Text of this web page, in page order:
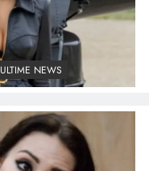
ULTIME NEWS